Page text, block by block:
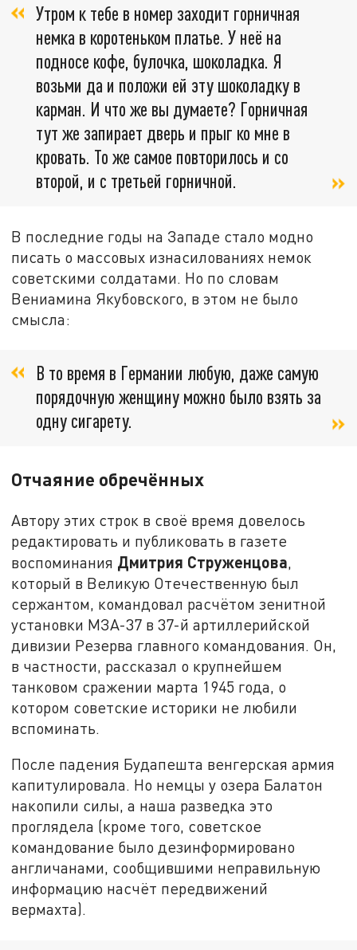
Утром к тебе в номер заходит горничная
немка в коротеньком платье. У неё на
подносе кофе, булочка, шоколадка. Я
возьми да и положи ей эту шоколадку в
карман. И что же вы думаете? Горничная
тут же запирает дверь и прыг ко мне в
кровать. То же самое повторилось и со
второй, и с третьей горничной.
В последние годы на Западе стало модно
писать о массовых изнасилованиях немок
советскими солдатами. Но по словам
Вениамина Якубовского, в этом не было
смысла:
В то время в Германии любую, даже самую
порядочную женщину можно было взять за
одну сигарету.
Отчаяние обречённых
Автору этих строк в своё время довелось
редактировать и публиковать в газете
воспоминания Дмитрия Струженцова
который в Великую Отечественную был
сержантом, командовал расчётом зенитной
установки МЗА-37 в 37-й артиллерийской
дивизии Резерва главного командования. Он,
в частности, рассказал о крупнейшем
танковом сражении марта 1945 года, о
котором советские историки не любили
вспоминать.
После падения Будапешта венгерская армия
капитулировала. Но немцы у озера Балатон
накопили силы, а наша разведка это
проглядела (кроме того, советское
командование было дезинформировано
англичанами, сообщившими неправильную
информацию насчёт передвижений
вермахта).